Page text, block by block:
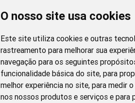
O nosso site usa cookies
Este site utiliza cookies e outras
rastreamento para melhorar sua
navegação para os seguintes
funcionalidade básica do site, para
melhor experiência no site, para medir
nos nossos produtos e serviços e para